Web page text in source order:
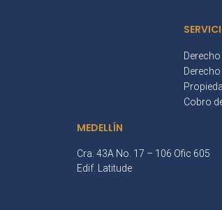
Cobro
MEDELLÍN
Cra. 43A No. 17 – 106 Ofic 605
Edif. Latitude